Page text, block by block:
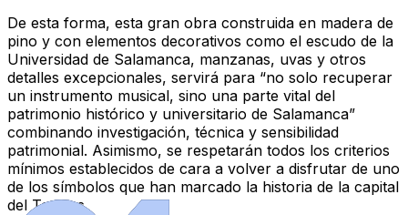
De esta forma, esta gran obra construida en madera de
pino y con elementos decorativos como el escudo de la
Universidad de Salamanca, manzanas, uvas y otros
detalles excepcionales, servirá para “no solo recuperar
un instrumento musical, sino una parte vital del
patrimonio histórico y universitario de Salamanca”
combinando investigación, técnica y sensibilidad
patrimonial. Asimismo, se respetarán todos los criterios
mínimos establecidos de cara a volver a disfrutar de uno
de los símbolos que han marcado la historia de la capital
del Tormes.